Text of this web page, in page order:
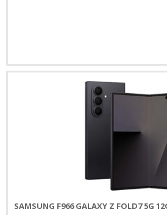
SAMSUNG F966 GALAXY Z FOLD7 5G